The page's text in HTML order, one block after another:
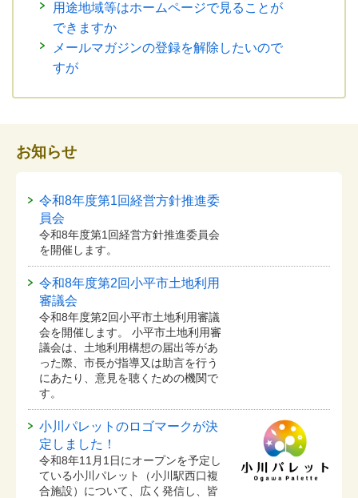
用途地域等はホームページで見ることが
できますか
メールマガジンの登録を解除したいので
すが
お知らせ
令和8年度第1回経営方針推進委
員会
令和8年度第1回経営方針推進委員会
を開催します。
令和8年度第2回小平市土地利用
審議会
令和8年度第2回小平市土地利用審議
会を開催します。 小平市土地利用審
議会は、土地利用構想の届出等があ
った際、市長が指導又は助言を行う
にあたり、意見を聴くための機関で
す。
小川パレットのロゴマークが決
定しました！
令和8年11月1日にオープンを予定し
ている⼩川パレット（小川駅西口複
合施設）について、広く発信し、皆